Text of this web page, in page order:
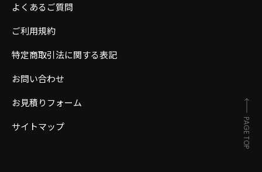
よくあるご質問
ご利用規約
特定商取引法に関する表記
お問い合わせ
お見積りフォーム
サイトマップ
PAGE TOP